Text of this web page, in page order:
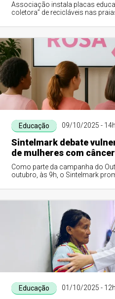
Associação instala placas
coletora” de recicláveis nas
Educação 09/10/2025 -
Sintelmark debate
de mulheres com câncer
Como parte da campanha do
outubro, às 9h, o Sintelmark
Educação 01/10/2025 -